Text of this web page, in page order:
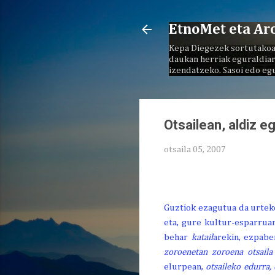
EtnoMet eta
Kepa Diegezek
daukan herriak
izendatzeko. Sasoi edo
Otsailean, aldiz
otsaila 05, 2007
Guztiok ezagutua da
eta, gure kultur-
behar katailarekin,
zoroenetan zoroena
elurpean, otsaileko edurra,